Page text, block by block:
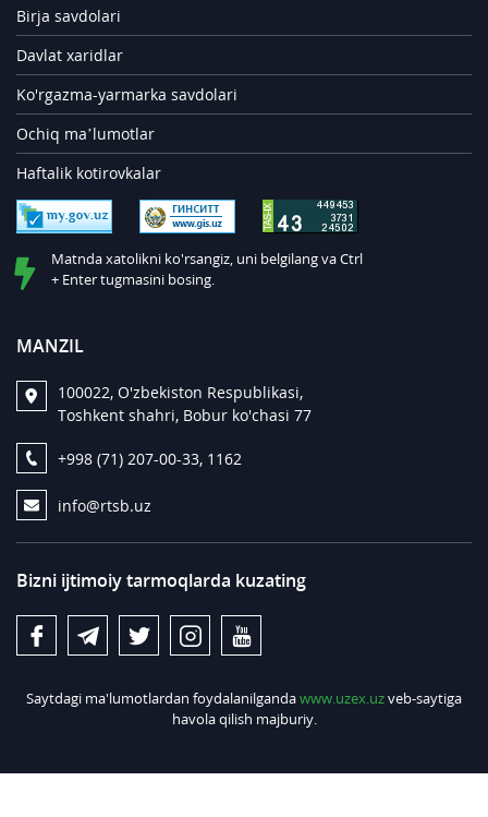
Birja savdolari
Davlat xaridlar
Ko'rgazma-yarmarka savdolari
Ochiq ma’lumotlar
Haftalik kotirovkalar
Matnda xatolikni ko'rsangiz, uni belgilang va Ctrl
+ Enter tugmasini bosing.
MANZIL
100022, O'zbekiston Respublikasi,
Toshkent shahri, Bobur ko'chasi 77
+998 (71) 207-00-33, 1162
info@rtsb.uz
Bizni ijtimoiy tarmoqlarda kuzating
Saytdagi ma'lumotlardan foydalanilgandawww.uzex.uzveb-saytiga
havola qilish majburiy.